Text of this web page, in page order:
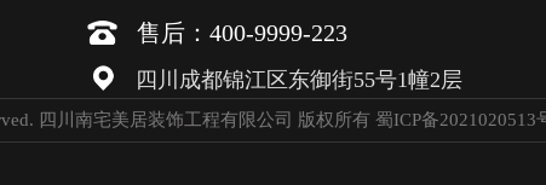
售后：400-9999-223
四川成都锦江区东御街55号1幢2层
四川南宅美居装饰工程有限公司 版权所有 蜀ICP备2021020513